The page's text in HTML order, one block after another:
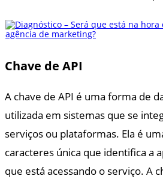
Chave de API
A chave de API é uma forma de
utilizada em sistemas que se
serviços ou plataformas. Ela é
caracteres única que identifica a
que está acessando o serviço. A